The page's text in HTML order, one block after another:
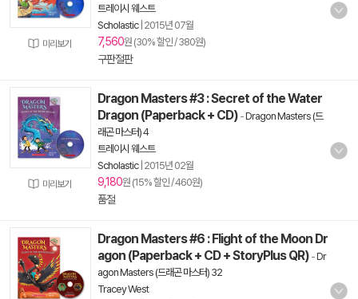
미리보기
트레이시 웨스트
Scholastic| 2015년 07월
7,560원 (30% 할인 / 380원)
구판절판
미리보기
Dragon Masters #3 : Secret of the Water
Dragon (Paperback + CD) -Dragon Masters (드
래곤 마스터) 4
트레이시 웨스트
Scholastic| 2015년 02월
9,180원 (15% 할인 / 460원)
품절
Dragon Masters #6 : Flight of the Moon Dr
agon (Paperback + CD + StoryPlus QR) -Dr
agon Masters (드래곤 마스터) 32
Tracey West